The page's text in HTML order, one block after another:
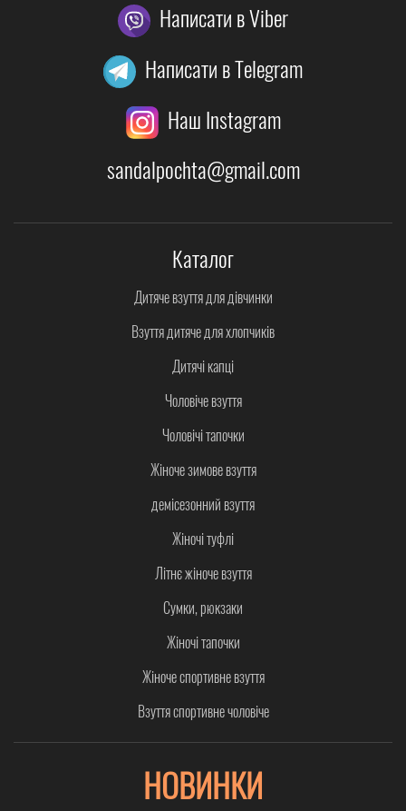
Написати в Viber
Написати в Telegram
Наш Instagram
sandalpochta@gmail.com
Каталог
Дитяче взуття для дівчинки
Взуття дитяче для хлопчиків
Дитячі капці
Чоловіче взуття
Чоловічі тапочки
Жіноче зимове взуття
демісезонний взуття
Жіночі туфлі
Літнє жіноче взуття
Сумки, рюкзаки
Жіночі тапочки
Жіноче спортивне взуття
Взуття спортивне чоловіче
НОВИНКИ